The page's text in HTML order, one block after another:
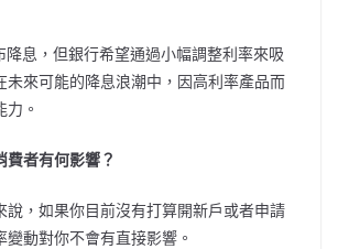
降息，但銀行希望通過小幅調整利率來吸
未來可能的降息浪潮中，因高利率產品而
。
費者有何影響？
說，如果你目前沒有打算開新戶或者申請
動對你不會有直接影響。